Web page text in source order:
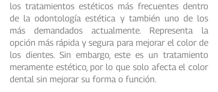
los tratamientos estéticos más frecuentes dentro
de la odontología estética y también uno de los
más demandados actualmente. Representa la
opción más rápida y segura para mejorar el color de
los dientes. Sin embargo, este es un tratamiento
meramente estético, por lo que solo afecta el color
dental sin mejorar su forma o función.